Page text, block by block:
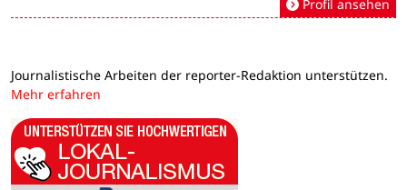
Profil ansehen
Journalistische Arbeiten der reporter-Redaktion unterstützen.
Mehr erfahren